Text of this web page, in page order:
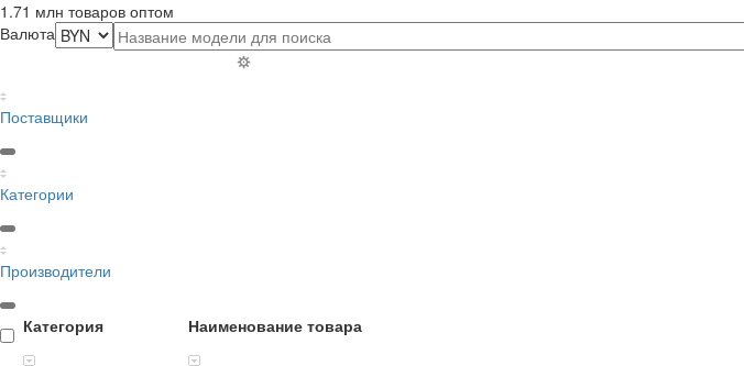
1.71 млн товаров оптом
Валюта
Поставщики
Категории
Производители
Категория Наименование товара